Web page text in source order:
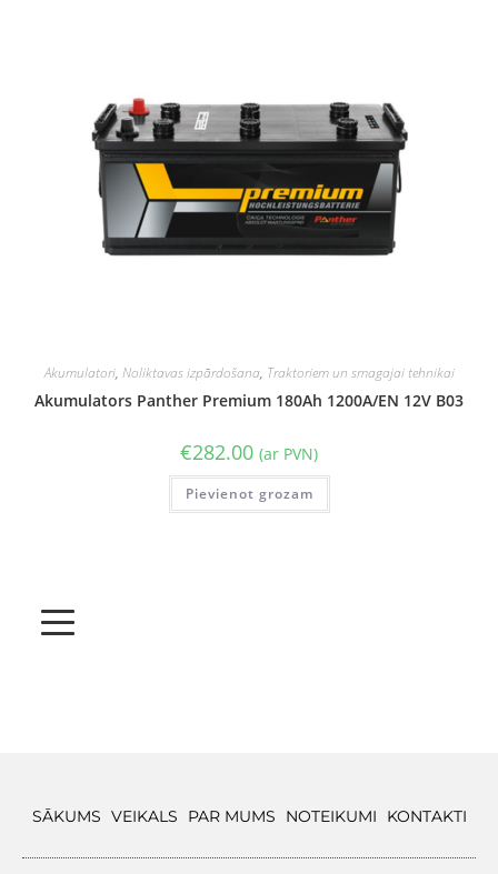
Akumulatori, Noliktavas izpārdošana, Traktoriem un smagajai tehnikai
Akumulators Panther Premium 180Ah 1200A/EN 12V B03
€282.00 (ar PVN)
Pievienot grozam
SĀKUMS VEIKALS PAR MUMS NOTEIKUMI KONTAKTI